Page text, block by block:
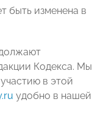
быть изменена в
Кодекса. Мы
в этой
удобно в нашей